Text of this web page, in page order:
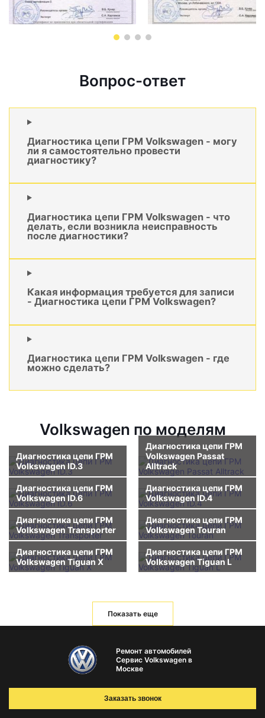
Вопрос-ответ
Диагностика цепи ГРМ Volkswagen - могу
ли я самостоятельно провести
диагностику?
Диагностика цепи ГРМ Volkswagen - что
делать, если возникла неисправность
после диагностики?
Какая информация требуется для записи
- Диагностика цепи ГРМ Volkswagen?
Диагностика цепи ГРМ Volkswagen - где
можно сделать?
Volkswagen по моделям
Диагностика цепи ГРМ
Volkswagen ID.3
Диагностика цепи ГРМ
Volkswagen Passat
Alltrack
Диагностика цепи ГРМ
Volkswagen ID.6
Диагностика цепи ГРМ
Volkswagen ID.4
Диагностика цепи ГРМ
Volkswagen Transporter
Диагностика цепи ГРМ
Volkswagen Touran
Диагностика цепи ГРМ
Volkswagen Tiguan X
Диагностика цепи ГРМ
Volkswagen Tiguan L
Показать еще
Ремонт автомобилей
Сервис Volkswagen в
Москве
Заказать звонок